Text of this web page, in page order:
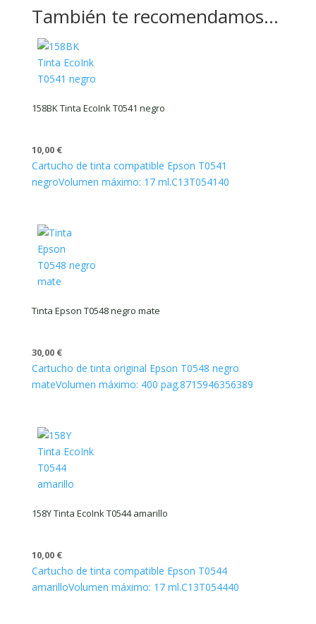
También te recomendamos…
158BK Tinta EcoInk T0541 negro
10,00 €
Cartucho de tinta compatible Epson T0541
negroVolumen máximo: 17 ml.C13T054140
Tinta Epson T0548 negro mate
30,00 €
Cartucho de tinta original Epson T0548 negro
mateVolumen máximo: 400 pag.8715946356389
158Y Tinta EcoInk T0544 amarillo
10,00 €
Cartucho de tinta compatible Epson T0544
amarilloVolumen máximo: 17 ml.C13T054440